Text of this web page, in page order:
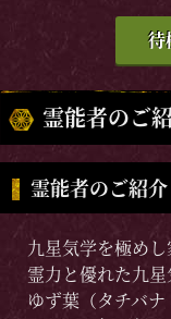
待
霊能者のご
霊能者のご紹介
九星気学を極め
霊力と優れた九
ゆず葉（タチバナ